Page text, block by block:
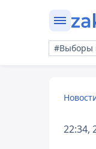
#Выборы
22:34,